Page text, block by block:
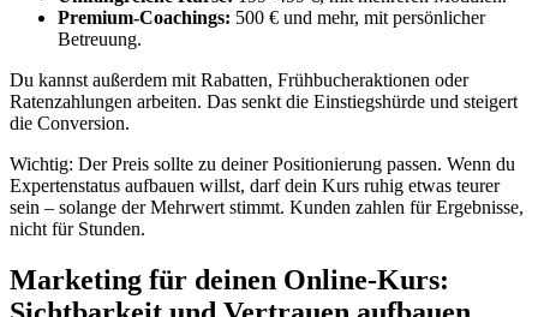
Premium-Coachings: 500 € und mehr, mit persönlicher
Betreuung.
Du kannst außerdem mit Rabatten, Frühbucheraktionen oder
Ratenzahlungen arbeiten. Das senkt die Einstiegshürde und steigert
die Conversion.
Wichtig: Der Preis sollte zu deiner Positionierung passen. Wenn du
Expertenstatus aufbauen willst, darf dein Kurs ruhig etwas teurer
sein – solange der Mehrwert stimmt. Kunden zahlen für Ergebnisse,
nicht für Stunden.
Marketing für deinen Online-Kurs: